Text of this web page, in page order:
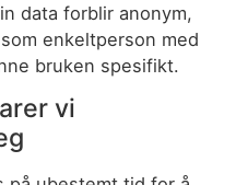
data forblir anonym,
enkeltperson med
bruken spesifikt.
vi